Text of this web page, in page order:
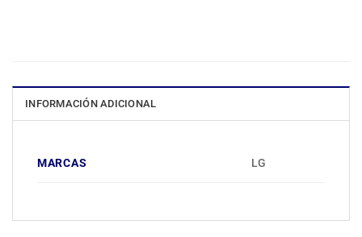
INFORMACIÓN ADICIONAL
MARCAS LG